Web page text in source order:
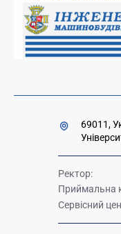
Міністерство освіти і
Урядова "гаряча лінія"
69011,
Ректор:
Приймальна
Сервісний